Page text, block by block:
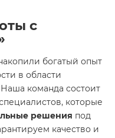
с
богатый опыт
в области
команда состоит
которые
решения под
качество и